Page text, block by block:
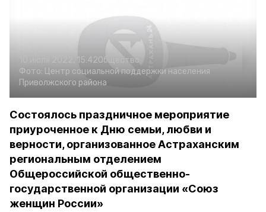
10 июля 2022, 15:42Общество
Фото: Центр социальной поддержки населения
Приволжского района
Состоялось праздничное мероприятие
приуроченное к Дню семьи, любви и
верности, организованное Астраханским
региональным отделением
Общероссийской общественно-
государственной организации «Союз
женщин России»